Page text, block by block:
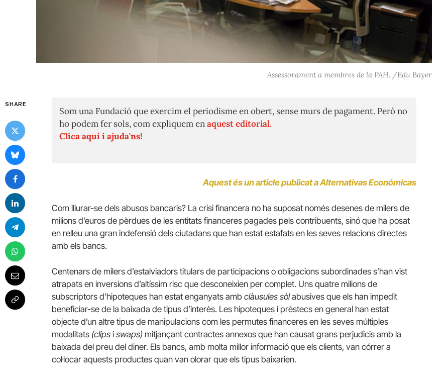
Assessorament a membres de la PAH. /Edu Bayer
SHARE
Som una Fundació que exercim el periodisme en obert, sense murs de pagament. Però no
ho podem fer sols, com expliquem enaquest editorial.
Clica aquí i ajuda'ns!
Aquest és un article publicat a Alternativas Económicas
Com lliurar-se dels abusos bancaris? La crisi financera no ha suposat només desenes de milers de
milions d’euros de pèrdues de les entitats financeres pagades pels contribuents, sinó que ha posat
en relleu una gran indefensió dels ciutadans que han estat estafats en les seves relacions directes
amb els bancs.
Centenars de milers d’estalviadors titulars de participacions o obligacions subordinades s’han vist
atrapats en inversions d’altíssim risc que desconeixien per complet. Uns quatre milions de
subscriptors d’hipoteques han estat enganyats amb clàusules sòlabusives que els han impedit
beneficiar-se de la baixada de tipus d’interès. Les hipoteques i préstecs en general han estat
objecte d’un altre tipus de manipulacions com les permutes financeres en les seves múltiples
modalitats (clips i swaps) mitjançant contractes annexos que han causat grans perjudicis amb la
baixada del preu del diner. Els bancs, amb molta millor informació que els clients, van córrer a
col·locar aquests productes quan van olorar que els tipus baixarien.